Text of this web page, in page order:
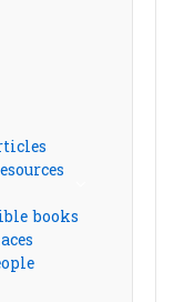
books